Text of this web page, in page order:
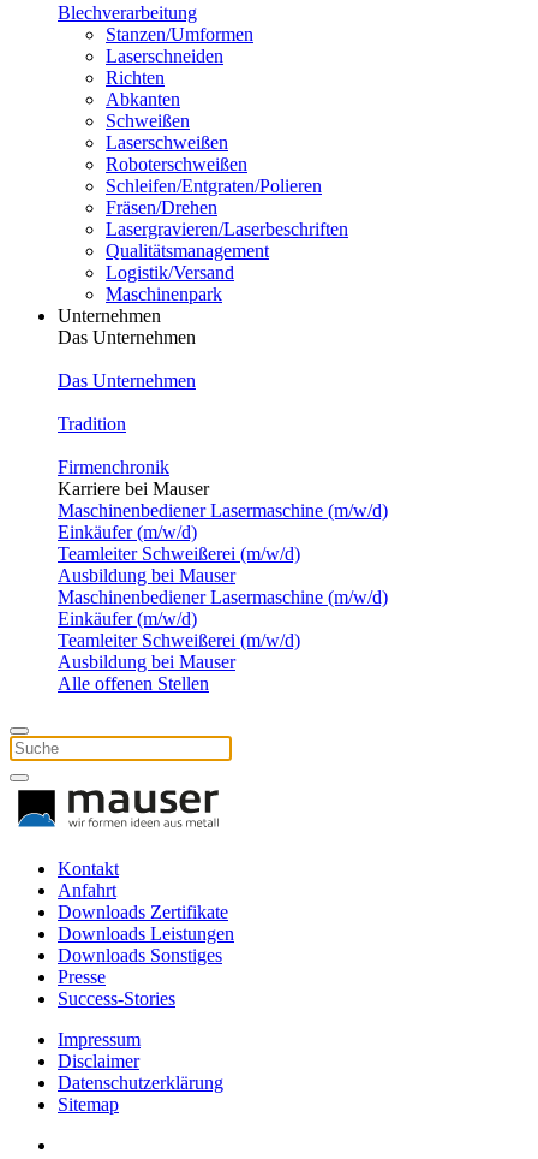
Blechverarbeitung
Stanzen/Umformen
Laserschneiden
Richten
Abkanten
Schweißen
Laserschweißen
Roboterschweißen
Schleifen/Entgraten/Polieren
Fräsen/Drehen
Lasergravieren/Laserbeschriften
Qualitätsmanagement
Logistik/Versand
Maschinenpark
Unternehmen
Das Unternehmen
Das Unternehmen
Tradition
Firmenchronik
Karriere bei Mauser
Maschinenbediener Lasermaschine (m/w/d)
Einkäufer (m/w/d)
Teamleiter Schweißerei (m/w/d)
Ausbildung bei Mauser
Maschinenbediener Lasermaschine (m/w/d)
Einkäufer (m/w/d)
Teamleiter Schweißerei (m/w/d)
Ausbildung bei Mauser
Alle offenen Stellen
Kontakt
Anfahrt
Downloads Zertifikate
Downloads Leistungen
Downloads Sonstiges
Presse
Success-Stories
Impressum
Disclaimer
Datenschutzerklärung
Sitemap